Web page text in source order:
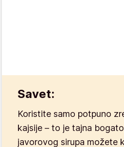
Savet:
Koristite samo potpuno
kajsije – to je tajna
javorovog sirupa možete